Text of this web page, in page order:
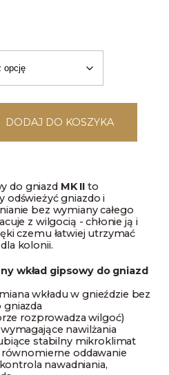
DODAJ DO KOSZYKA
do gniazd MK IIto
odświeżyć gniazdo i
bez wymiany całego
z wilgocią - chłonie ją i
czemu łatwiej utrzymać
kolonii.
wkład gipsowy do gniazd
wkładu w gnieździe bez
gniazda
rozprowadza wilgoć)
nawilżania
stabilny mikroklimat
oddawanie
nawadniania,